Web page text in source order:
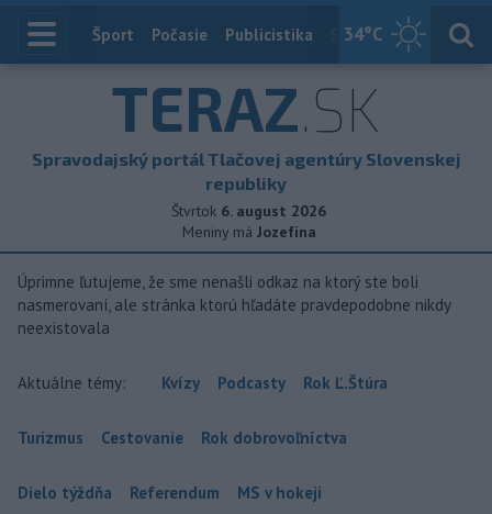
34°C
Index
Šport Počasie Publicistika Slovensko
TERAZ.SK
Spravodajský portál Tlačovej agentúry Slovenskej
republiky
Štvrtok 6. august 2026
Meniny má Jozefína
Úprimne ľutujeme, že sme nenašli odkaz na ktorý ste boli
nasmerovaní, ale stránka ktorú hľadáte pravdepodobne nikdy
neexistovala
Aktuálne témy: Kvízy Podcasty Rok Ľ.Štúra
Turizmus Cestovanie Rok dobrovoľníctva
Dielo týždňa Referendum MS v hokeji